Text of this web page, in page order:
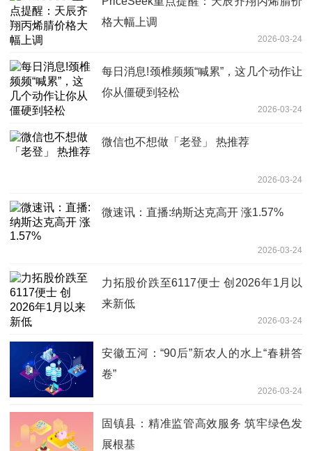
格大幅上调
2026-03-24
每日消息!颈椎频频“喊累”，这几个动作让
你从僵硬到轻松
2026-03-24
微信也不想做「老登」 热推荐
2026-03-24
微速讯：直播:纳斯达克高开 涨1.57%
2026-03-24
力拓股价跌至6117便士 创2026年1月以
来新低
2026-03-24
安徽五河：“90后”新农人的水上“春耕答
卷”
2026-03-24
固镇县：精准监管高效服务 筑牢绿色发
展根基